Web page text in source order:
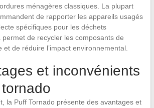
ménagères classiques. La plupart
de rapporter les appareils usagés
spécifiques pour les déchets
de recycler les composants de
et de réduire l’impact environnemental.
et inconvénients
la Puff Tornado présente des avantages et